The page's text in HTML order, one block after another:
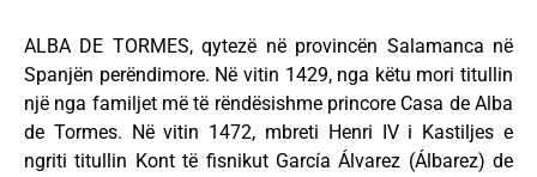
ALBA DE TORMES, qytezë në provincën Salamanca në
Spanjën perëndimore. Në vitin 1429, nga këtu mori titullin
një nga familjet më të rëndësishme princore Casa de Alba
de Tormes. Në vitin 1472, mbreti Henri IV i Kastiljes e
ngriti titullin Kont të fisnikut García Álvarez (Álbarez) de